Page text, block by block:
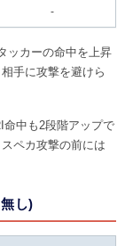
-
ッカーの命中を上昇
手に攻撃を避けら
命中も2段階アップで
ペカ攻撃の前には
し)